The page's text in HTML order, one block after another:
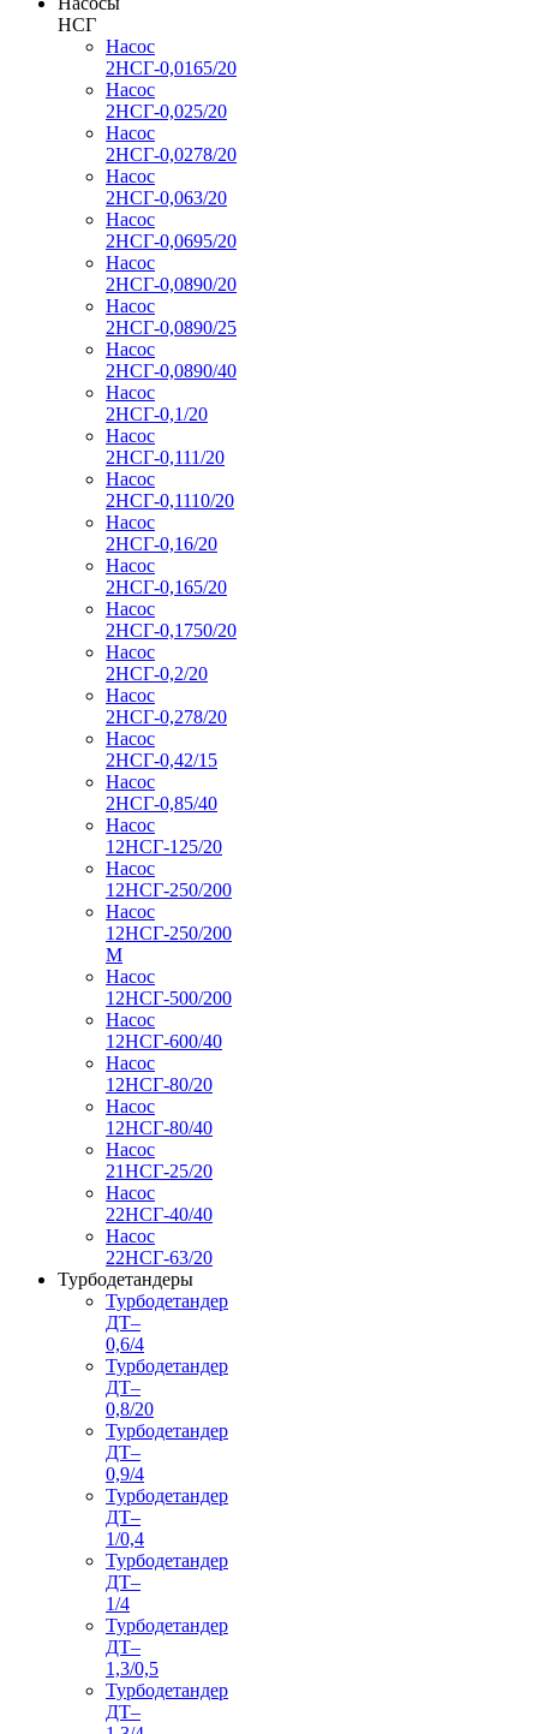
НСГ
Насос
2НСГ-0,0165/20
Насос
2НСГ-0,025/20
Насос
2НСГ-0,0278/20
Насос
2НСГ-0,063/20
Насос
2НСГ-0,0695/20
Насос
2НСГ-0,0890/20
Насос
2НСГ-0,0890/25
Насос
2НСГ-0,0890/40
Насос
2НСГ-0,1/20
Насос
2НСГ-0,111/20
Насос
2НСГ-0,1110/20
Насос
2НСГ-0,16/20
Насос
2НСГ-0,165/20
Насос
2НСГ-0,1750/20
Насос
2НСГ-0,2/20
Насос
2НСГ-0,278/20
Насос
2НСГ-0,42/15
Насос
2НСГ-0,85/40
Насос
12НСГ-125/20
Насос
12НСГ-250/200
Насос
12НСГ-250/200
М
Насос
12НСГ-500/200
Насос
12НСГ-600/40
Насос
12НСГ-80/20
Насос
12НСГ-80/40
Насос
21НСГ-25/20
Насос
22НСГ-40/40
Насос
22НСГ-63/20
Турбодетандеры
Турбодетандер
ДТ–
0,6/4
Турбодетандер
ДТ–
0,8/20
Турбодетандер
ДТ–
0,9/4
Турбодетандер
ДТ–
1/0,4
Турбодетандер
ДТ–
1/4
Турбодетандер
ДТ–
1,3/0,5
Турбодетандер
ДТ–